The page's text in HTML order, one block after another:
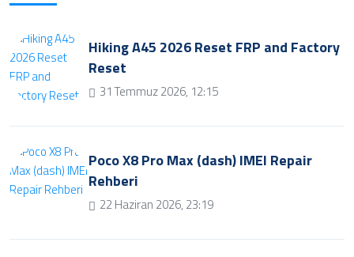
Hiking A45 2026 Reset FRP and Factory
Reset
31 Temmuz 2026, 12:15
Poco X8 Pro Max (dash) IMEI Repair
Rehberi
22 Haziran 2026, 23:19